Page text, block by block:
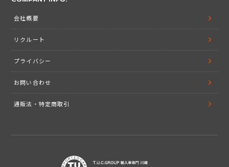
会社概要
リクルート
プライバシー
お問い合わせ
通販法・特定商取引